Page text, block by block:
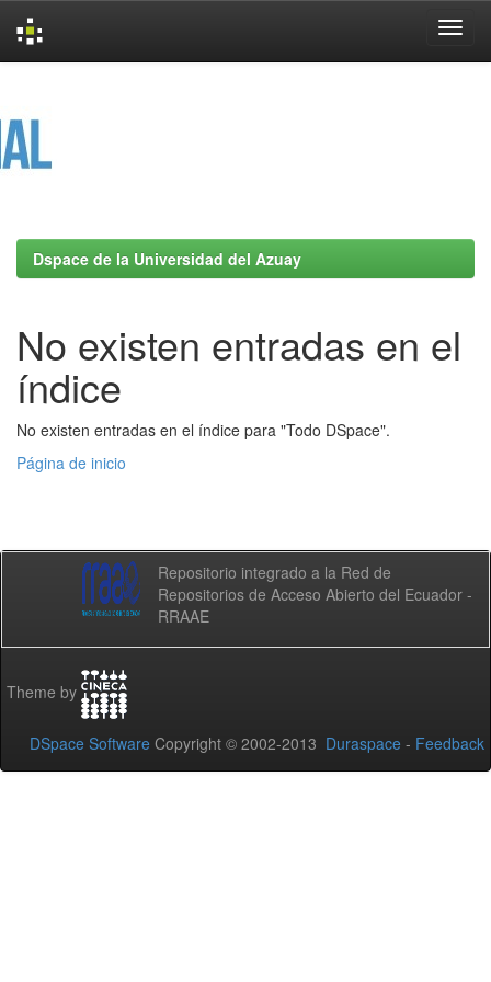
Dspace de la Universidad del Azuay
No existen entradas en el
índice
No existen entradas en el índice para "Todo DSpace".
Página de inicio
Repositorio integrado a la Red de
Repositorios de Acceso Abierto del Ecuador -
RRAAE
Theme by
DSpace Software Copyright © 2002-2013 Duraspace - Feedback